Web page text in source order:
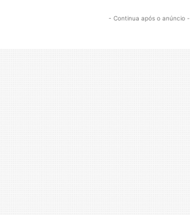
- Continua após o anúncio -